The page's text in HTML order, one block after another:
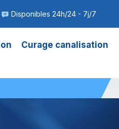
Disponibles 24h/24 - 7j/7
Curage canalisation